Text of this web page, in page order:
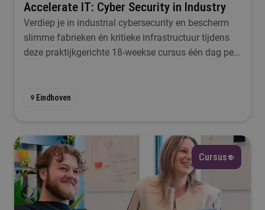
Accelerate IT: Cyber Security in Industry
Verdiep je in industrial cybersecurity en bescherm
slimme fabrieken én kritieke infrastructuur tijdens
deze praktijkgerichte 18-weekse cursus één dag per
Eindhoven
Cursus